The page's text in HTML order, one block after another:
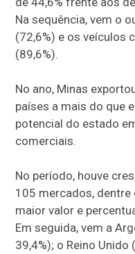
Na sequência, vem o
(72,6%) e os veículos
(89,6%).
No ano, Minas
países a mais do que
potencial do estado
comerciais.
No período, houve
105 mercados, dentre
maior valor e
Em seguida, vem a
39,4%); o Reino Unido